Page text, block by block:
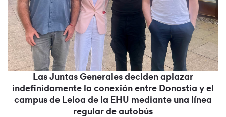
Las Juntas Generales deciden aplazar
indefinidamente la conexión entre Donostia y el
campus de Leioa de la EHU mediante una línea
regular de autobús